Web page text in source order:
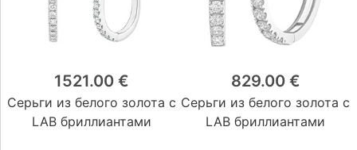
1521.00 €
Серьги из белого золота с
LAB бриллиантами
829.00 €
Серьги из белого золота с
LAB бриллиантами